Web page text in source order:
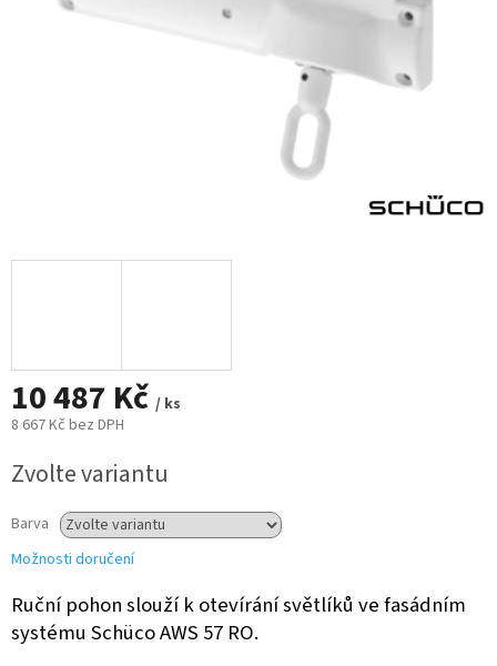
10 487 Kč / ks
8 667 Kč bez DPH
cena:
Zvolte variantu
Barva
Možnosti doručení
Ruční pohon slouží k otevírání světlíků ve fasádním
systému Schüco AWS 57 RO.